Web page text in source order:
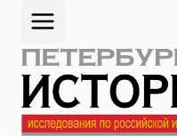
Перейти
содержимому